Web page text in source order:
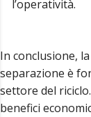
l’operatività.
In conclusione,
separazione è
settore del
benefici